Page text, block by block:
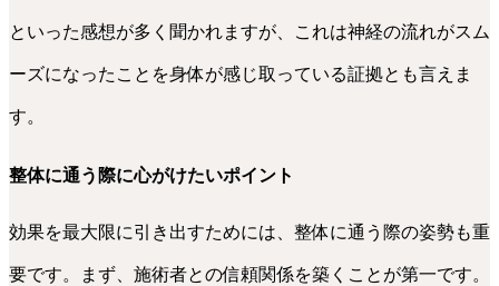
といった感想が多く聞かれますが、これは神経の流れがスム
ーズになったことを身体が感じ取っている証拠とも言えま
す。
整体に通う際に心がけたいポイント
効果を最大限に引き出すためには、整体に通う際の姿勢も重
要です。まず、施術者との信頼関係を築くことが第一です。